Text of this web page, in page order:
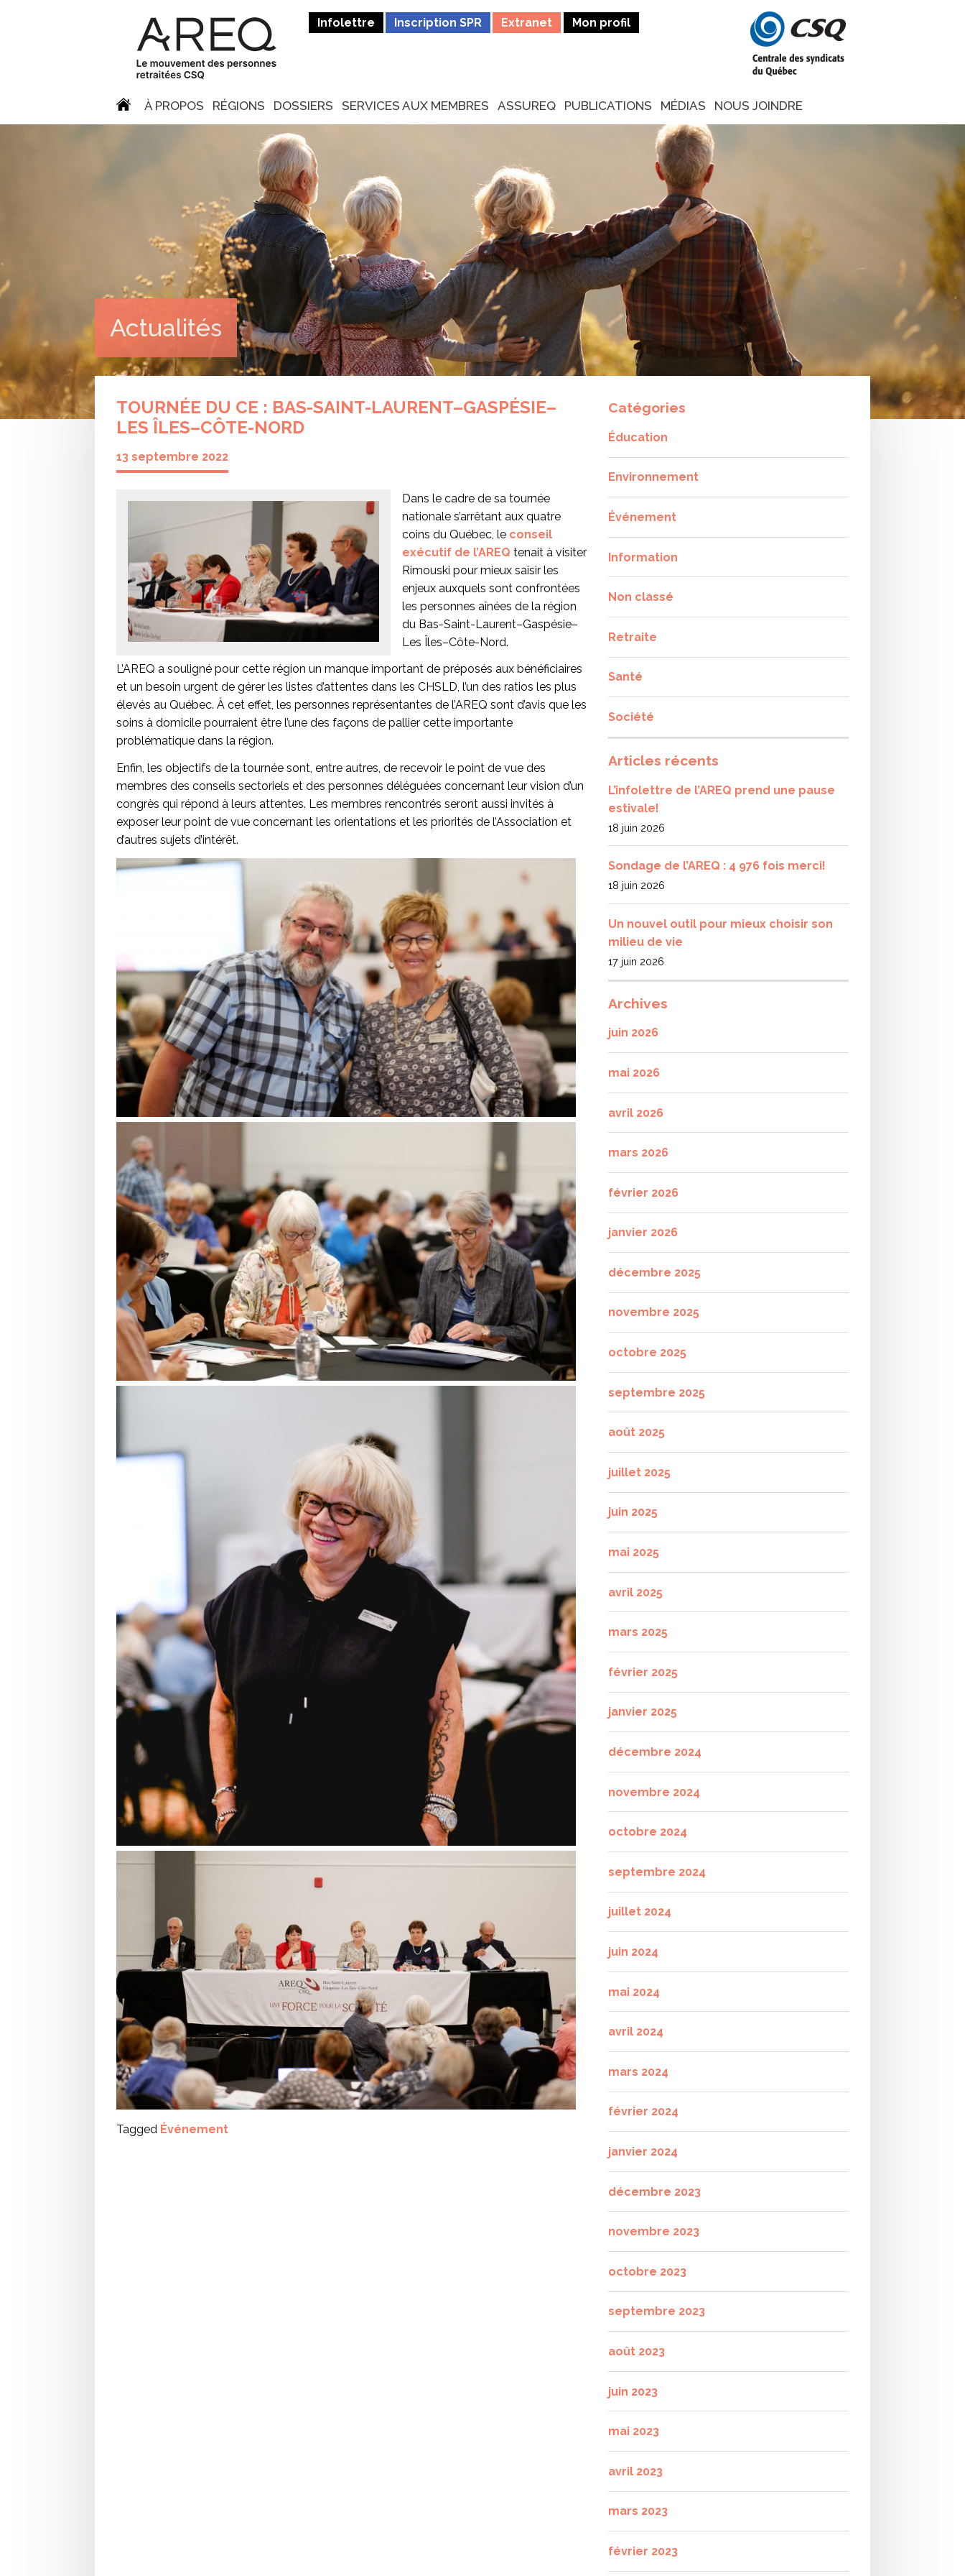
Infolettre Inscription SPR Extranet Mon profil
À PROPOS RÉGIONS DOSSIERS SERVICES AUX MEMBRES ASSUREQ PUBLICATIONS MÉDIAS NOUS JOINDRE
Actualités
TOURNÉE DU CE : BAS-SAINT-LAURENT–GASPÉSIE–
LES ÎLES–CÔTE-NORD
13 septembre 2022
Dans le cadre de sa tournée
nationale s’arrêtant aux quatre
coins du Québec, le conseil
exécutif de l’AREQ tenait à visiter
Rimouski pour mieux saisir les
enjeux auxquels sont confrontées
les personnes aînées de la région
du Bas-Saint-Laurent–Gaspésie–
Les Îles–Côte-Nord.
L’AREQ a souligné pour cette région un manque important de préposés aux bénéficiaires
et un besoin urgent de gérer les listes d’attentes dans les CHSLD, l’un des ratios les plus
élevés au Québec. À cet effet, les personnes représentantes de l’AREQ sont d’avis que les
soins à domicile pourraient être l’une des façons de pallier cette importante
problématique dans la région.
Enfin, les objectifs de la tournée sont, entre autres, de recevoir le point de vue des
membres des conseils sectoriels et des personnes déléguées concernant leur vision d’un
congrès qui répond à leurs attentes. Les membres rencontrés seront aussi invités à
exposer leur point de vue concernant les orientations et les priorités de l’Association et
d’autres sujets d’intérêt.
Tagged Événement
Catégories
Éducation
Environnement
Événement
Information
Non classé
Retraite
Santé
Société
Articles récents
L’infolettre de l’AREQ prend une pause
estivale!
18 juin 2026
Sondage de l’AREQ : 4 976 fois merci!
18 juin 2026
Un nouvel outil pour mieux choisir son
milieu de vie
17 juin 2026
Archives
juin 2026
mai 2026
avril 2026
mars 2026
février 2026
janvier 2026
décembre 2025
novembre 2025
octobre 2025
septembre 2025
août 2025
juillet 2025
juin 2025
mai 2025
avril 2025
mars 2025
février 2025
janvier 2025
décembre 2024
novembre 2024
octobre 2024
septembre 2024
juillet 2024
juin 2024
mai 2024
avril 2024
mars 2024
février 2024
janvier 2024
décembre 2023
novembre 2023
octobre 2023
septembre 2023
août 2023
juin 2023
mai 2023
avril 2023
mars 2023
février 2023